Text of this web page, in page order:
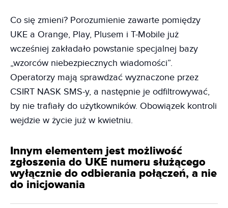
Co się zmieni? Porozumienie zawarte pomiędzy
UKE a Orange, Play, Plusem i T-Mobile już
wcześniej zakładało powstanie specjalnej bazy
„wzorców niebezpiecznych wiadomości”.
Operatorzy mają sprawdzać wyznaczone przez
CSIRT NASK SMS-y, a następnie je odfiltrowywać,
by nie trafiały do użytkowników. Obowiązek kontroli
wejdzie w życie już w kwietniu.
Innym elementem jest możliwość
zgłoszenia do UKE numeru służącego
wyłącznie do odbierania połączeń, a nie
do inicjowania